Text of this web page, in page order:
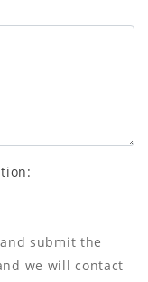
submit the
we will contact